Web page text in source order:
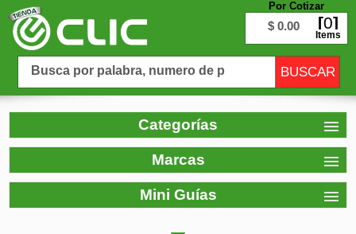
Por Cotizar
$ 0.00 0
Items
Categorías
Marcas
Mini Guías